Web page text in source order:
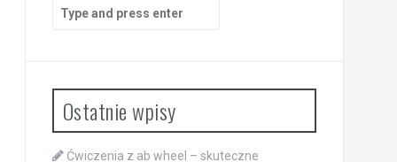
for:
Ostatnie wpisy
Ćwiczenia z ab wheel – skuteczne